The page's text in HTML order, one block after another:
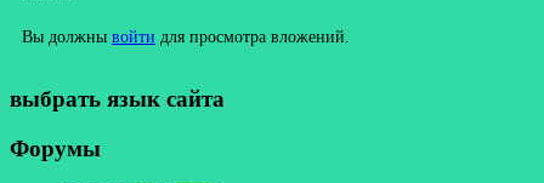
Вы должны войти для просмотра вложений.
выбрать язык сайта
Форумы